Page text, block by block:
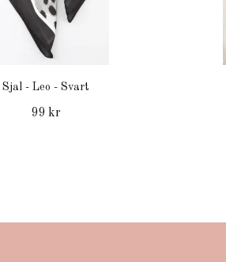
Sjal - Leo - Svart
99 kr